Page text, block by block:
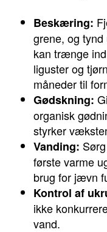
Beskæring:
grene, og
kan trænge
liguster og
måneder til
Gødskning:
organisk
styrker
Vanding:
første varme
brug for jævn
Kontrol af
ikke
vand.